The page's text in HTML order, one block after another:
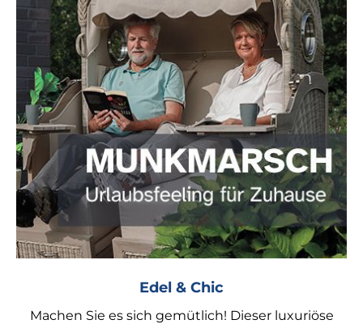
Edel & Chic
Machen Sie es sich gemütlich! Dieser luxuriöse